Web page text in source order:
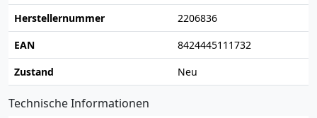
Herstellernummer
2206836
EAN
8424445111732
Zustand
Neu
Technische Informationen